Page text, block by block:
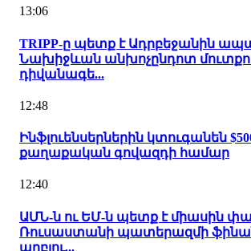
13:06
TRIPP-ը պետք է Ադրբեջանին
Նախիջևան անխոչընդոտ
դիվանագե...
12:48
Ինֆլուենսերներին կտուգանեն
քաղաքական գովազդի համար
12:40
ԱՄՆ-ն ու ԵՄ-ն պետք է միասին
Ռուսաստանի պատերազմի
աղբյու...